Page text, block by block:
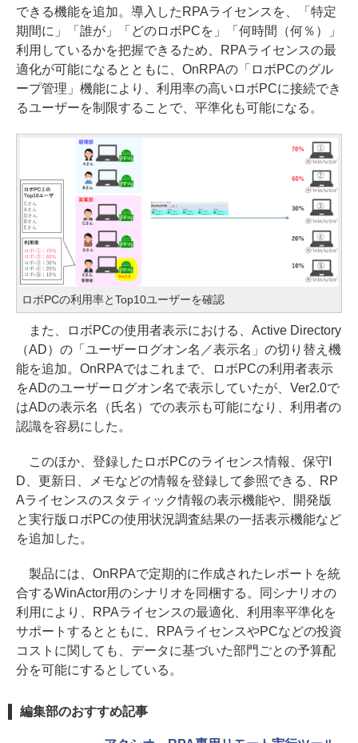
できる機能を追加。導入したRPAライセンスを、「特定
期間に」「誰が」「どのロボPCを」「何時間（何％）」
利用しているかを把握できるため、RPAライセンスの最
適化が可能になるとともに、OnRPAの「ロボPCのグル
ープ管理」機能により、利用率の高いロボPCに接続でき
るユーザーを制限することで、平準化も可能になる。
ロボPCの利用率とTop10ユーザーを確認
また、ロボPCの使用者表示における、Active Directory
（AD）の「ユーザーログオン名／表示名」の切り替え機
能を追加。OnRPAではこれまで、ロボPCの利用者表示
をADのユーザーログオン名で表示していたが、Ver2.0で
はADの表示名（氏名）での表示も可能になり、利用者の
認識を容易にした。
このほか、登録したロボPCのライセンス情報、保守I
D、更新日、メモなどの情報を登録して参照できる、RP
Aライセンスのスタティック情報の表示機能や、開発版
と実行版ロボPCの使用状況調査結果の一括表示機能など
を追加した。
製品には、OnRPAで定期的に作成されたレポートを統
合するWinActor用のシナリオを同梱する。同シナリオの
利用により、RPAライセンスの最適化、利用率平準化を
サポートするとともに、RPAライセンスやPCなどの投資
コストに関しても、データに基づいた部門ごとの予算配
分を可能にするとしている。
編集部のおすすめ記事